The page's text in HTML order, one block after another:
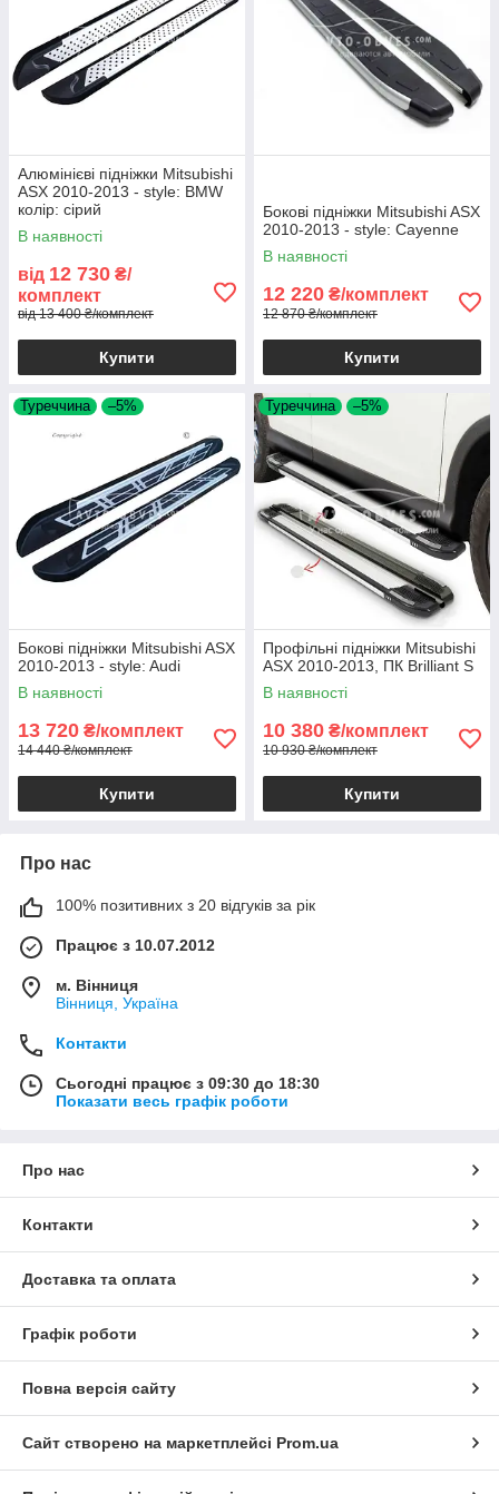
Алюмінієві підніжки Mitsubishi
ASX 2010-2013 - style: BMW
колір: сірий
В наявності
від 12 730 ₴/
комплект
від 13 400 ₴/комплект
Купити
Бокові підніжки Mitsubishi ASX
2010-2013 - style: Cayenne
В наявності
12 220 ₴/комплект
12 870 ₴/комплект
Купити
Туреччина –5%
Бокові підніжки Mitsubishi ASX
2010-2013 - style: Audi
В наявності
13 720 ₴/комплект
14 440 ₴/комплект
Купити
Туреччина –5%
Профільні підніжки Mitsubishi
ASX 2010-2013, ПК Brilliant S
В наявності
10 380 ₴/комплект
10 930 ₴/комплект
Купити
Про нас
100% позитивних з 20 відгуків за рік
Працює з 10.07.2012
м. Вінниця
Вінниця, Україна
Контакти
Сьогодні працює з 09:30 до 18:30
Показати весь графік роботи
Про нас
Контакти
Доставка та оплата
Графік роботи
Повна версія сайту
Сайт створено на маркетплейсі Prom.ua